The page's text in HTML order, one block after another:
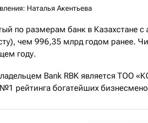
Наталья Акентьева
по размерам банк в Казахстане
чем 996,35 млрд годом ранее.
году.
Bank RBK является ТОО
рейтинга богатейших